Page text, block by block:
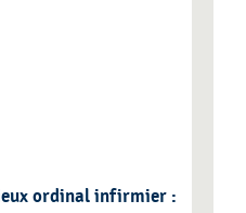
ordinal infirmier :